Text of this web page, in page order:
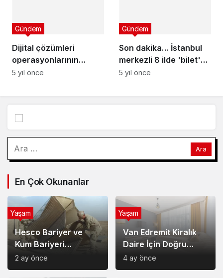
Dijital çözümleri
operasyonlarının
kalbine yerleştiren
Gündem
5 yıl önce
Son dakika… İstanbul
merkezli 8 ilde 'bilet'
operasyonu! Fazlaca
Gündem
5 yıl önce
En Çok Okunanlar
Hesco Bariyer ve
Kum Bariyeri
Çözümlerinin
Sağladığı Avantajlar
2 ay önce
Yaşam
Van Edremit Kiralık
Daire İçin Doğru
Semt Nasıl Seçilir?
4 ay önce
Yaşam